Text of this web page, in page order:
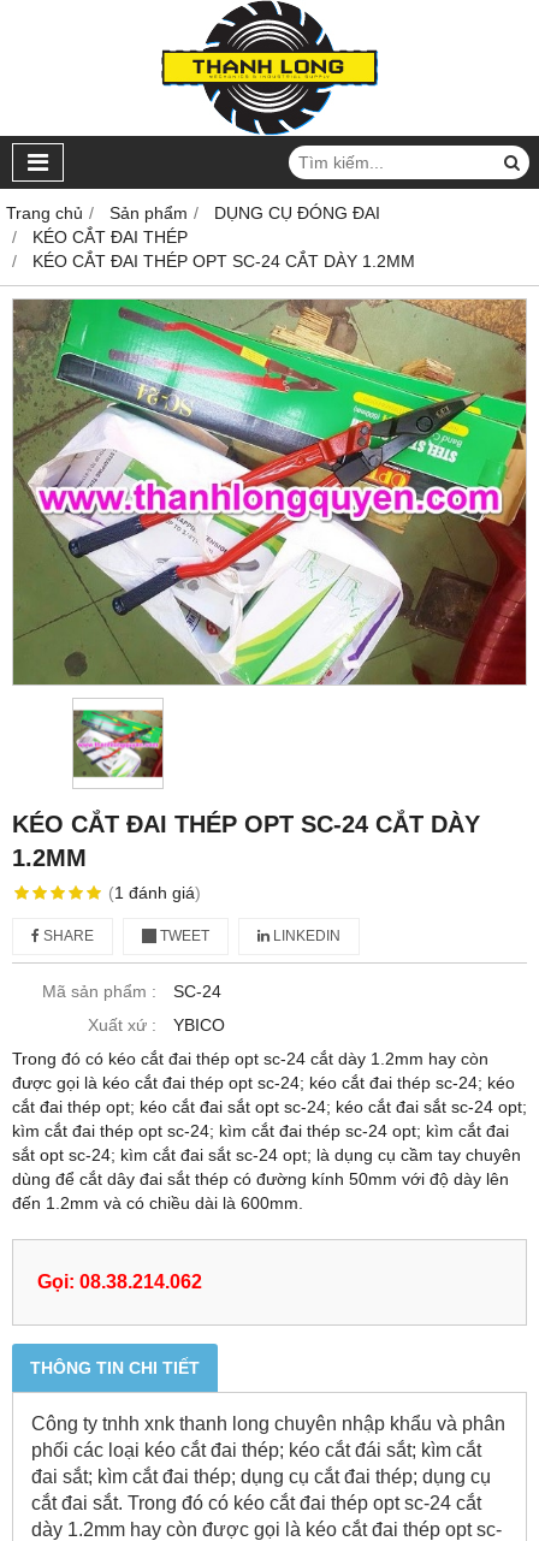
Trang chủ Sản phẩm
DỤNG CỤ ĐÓNG ĐAI
KÉO CẮT ĐAI THÉP
KÉO CẮT ĐAI THÉP OPT SC-24 CẮT DÀY 1.2MM
KÉO CẮT ĐAI THÉP OPT SC-24 CẮT DÀY
1.2MM
(1 đánh giá)
SHARE TWEET LINKEDIN
Mã sản phẩm :
SC-24
Xuất xứ :
YBICO
Trong đó có kéo cắt đai thép opt sc-24 cắt dày 1.2mm hay còn
được gọi là kéo cắt đai thép opt sc-24; kéo cắt đai thép sc-24; kéo
cắt đai thép opt; kéo cắt đai sắt opt sc-24; kéo cắt đai sắt sc-24 opt;
kìm cắt đai thép opt sc-24; kìm cắt đai thép sc-24 opt; kìm cắt đai
sắt opt sc-24; kìm cắt đai sắt sc-24 opt; là dụng cụ cầm tay chuyên
dùng để cắt dây đai sắt thép có đường kính 50mm với độ dày lên
đến 1.2mm và có chiều dài là 600mm.
Gọi: 08.38.214.062
THÔNG TIN CHI TIẾT
Công ty tnhh xnk thanh long chuyên nhập khẩu và phân
phối các loại kéo cắt đai thép; kéo cắt đái sắt; kìm cắt
đai sắt; kìm cắt đai thép; dụng cụ cắt đai thép; dụng cụ
cắt đai sắt. Trong đó có kéo cắt đai thép opt sc-24 cắt
dày 1.2mm hay còn được gọi là kéo cắt đai thép opt sc-